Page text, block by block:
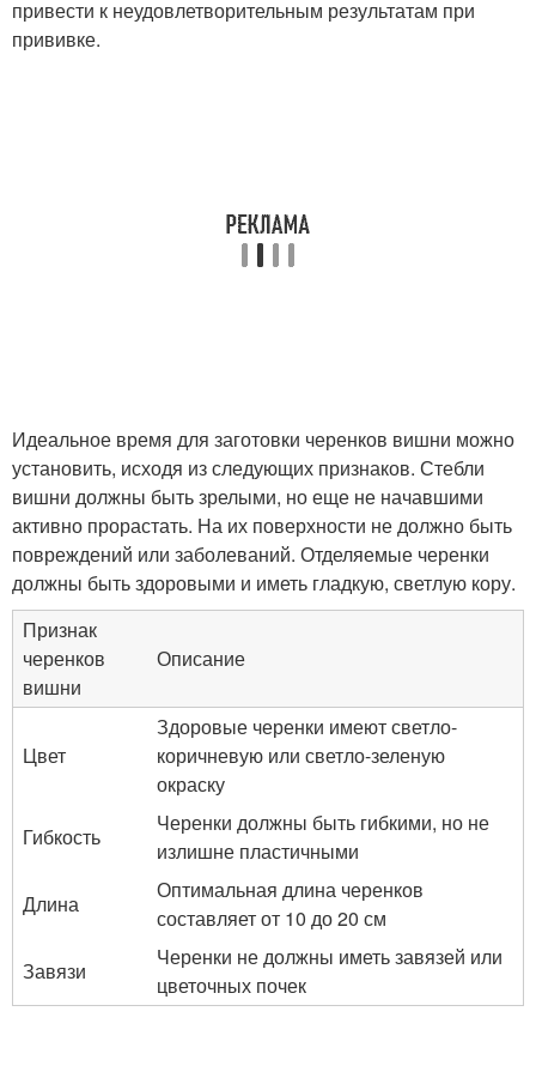
привести к неудовлетворительным результатам при
прививке.
Идеальное время для заготовки черенков вишни можно
установить, исходя из следующих признаков. Стебли
вишни должны быть зрелыми, но еще не начавшими
активно прорастать. На их поверхности не должно быть
повреждений или заболеваний. Отделяемые черенки
должны быть здоровыми и иметь гладкую, светлую кору.
Признак
черенков
вишни
Описание
Цвет
Здоровые черенки имеют светло-
коричневую или светло-зеленую
окраску
Гибкость
Черенки должны быть гибкими, но не
излишне пластичными
Длина
Оптимальная длина черенков
составляет от 10 до 20 см
Завязи
Черенки не должны иметь завязей или
цветочных почек